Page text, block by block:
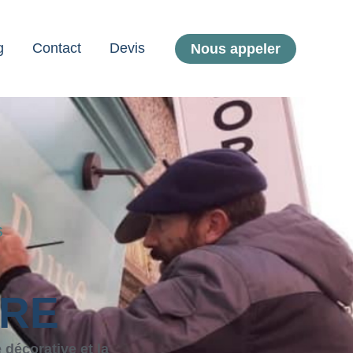
Contact Devis Nous appeler
décorative et la